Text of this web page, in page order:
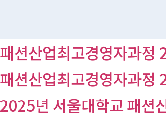
패션산업최고경영자과정
패션산업최고경영자과정
2025년 서울대학교 패션